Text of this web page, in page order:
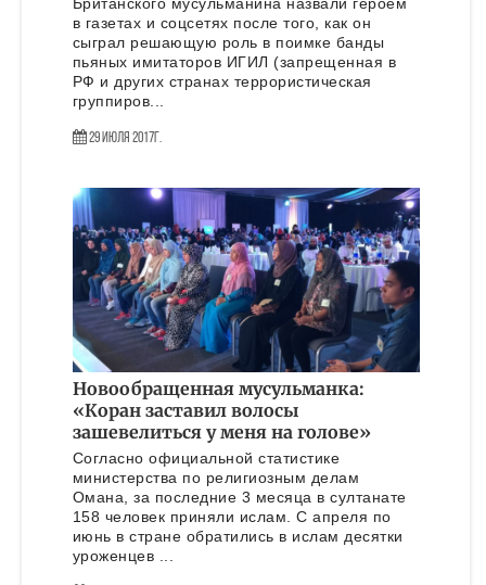
в газетах и соцсетях после того, как он
сыграл решающую роль в поимке банды
пьяных имитаторов ИГИЛ (запрещенная в
РФ и других странах террористическая
группиров...
29 Июля 2017г.
Новообращенная мусульманка:
«Коран заставил волосы
зашевелиться у меня на голове»
Согласно официальной статистике
министерства по религиозным делам
Омана, за последние 3 месяца в султанате
158 человек приняли ислам. С апреля по
июнь в стране обратились в ислам десятки
уроженцев ...